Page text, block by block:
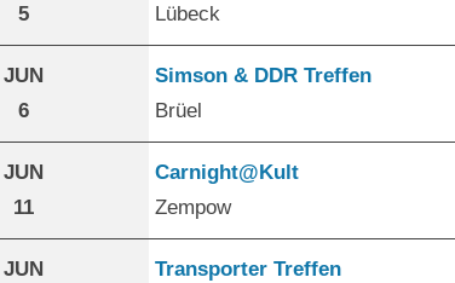
5
Lübeck
JUN
6
Simson & DDR Treffen
Brüel
JUN
11
Carnight@Kult
Zempow
JUN
Transporter Treffen